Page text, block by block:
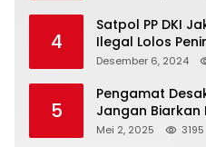
4
Satpol PP DKI
Ilegal Lolos
Desember 6, 2024
5
Pengamat
Jangan Biarkan
‘Spa Berkedok
Mei 2, 2025 3195